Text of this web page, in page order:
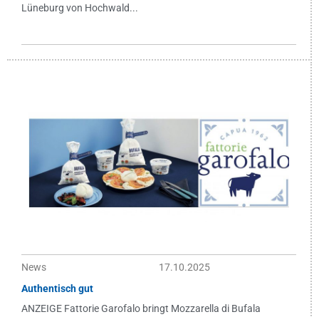
Lüneburg von Hochwald...
News
17.10.2025
Authentisch gut
ANZEIGE Fattorie Garofalo bringt Mozzarella di Bufala